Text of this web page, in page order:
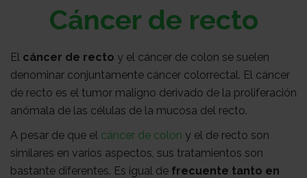
Sobre
nosotros
Colabora
Todo
Investigación
Cáncer de recto
El cáncer de recto y el cáncer de colon se suelen
denominar conjuntamente cáncer colorrectal. El cáncer
de recto es el tumor maligno derivado de la proliferación
anómala de las células de la mucosa del recto.
A pesar de que el cáncer de colon y el de recto son
similares en varios aspectos, sus tratamientos son
bastante diferentes. Es igual de frecuente tanto en